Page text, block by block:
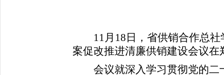
11月18日，省供销合作总
案促改推进清廉供销建设会议在
会议就深入学习贯彻党的二